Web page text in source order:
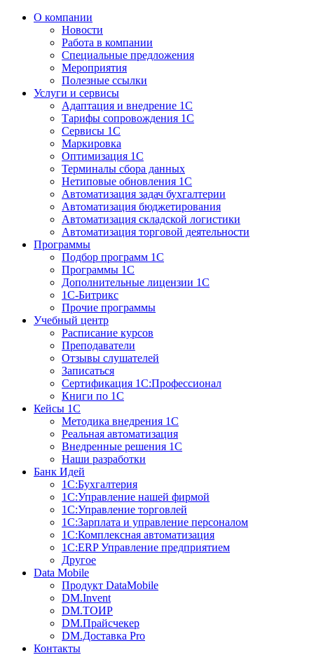
О компании
Новости
Работа в компании
Специальные предложения
Мероприятия
Полезные ссылки
Услуги и сервисы
Адаптация и внедрение 1С
Тарифы сопровождения 1С
Сервисы 1С
Маркировка
Оптимизация 1С
Терминалы сбора данных
Нетиповые обновления 1С
Автоматизация задач бухгалтерии
Автоматизация бюджетирования
Автоматизация складской логистики
Автоматизация торговой деятельности
Программы
Подбор программ 1С
Программы 1С
Дополнительные лицензии 1С
1С-Битрикс
Прочие программы
Учебный центр
Расписание курсов
Преподаватели
Отзывы слушателей
Записаться
Сертификация 1С:Профессионал
Книги по 1С
Кейсы 1С
Методика внедрения 1С
Реальная автоматизация
Внедренные решения 1С
Наши разработки
Банк Идей
1С:Бухгалтерия
1С:Управление нашей фирмой
1С:Управление торговлей
1С:Зарплата и управление персоналом
1С:Комплексная автоматизация
1С:ERP Управление предприятием
Другое
Data Mobile
Продукт DataMobile
DM.Invent
DM.ТОИР
DM.Прайсчекер
DM.Доставка Pro
Контакты